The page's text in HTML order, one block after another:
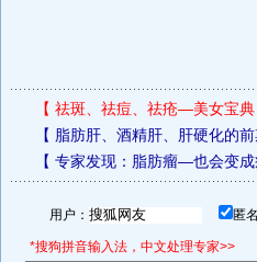
【 祛斑、祛痘、祛疮—美女宝典
【 脂肪肝、酒精肝、肝硬化的
【 专家发现：脂肪瘤—也会变成
用户： 匿
*搜狗拼音输入法，中文处理专家>>